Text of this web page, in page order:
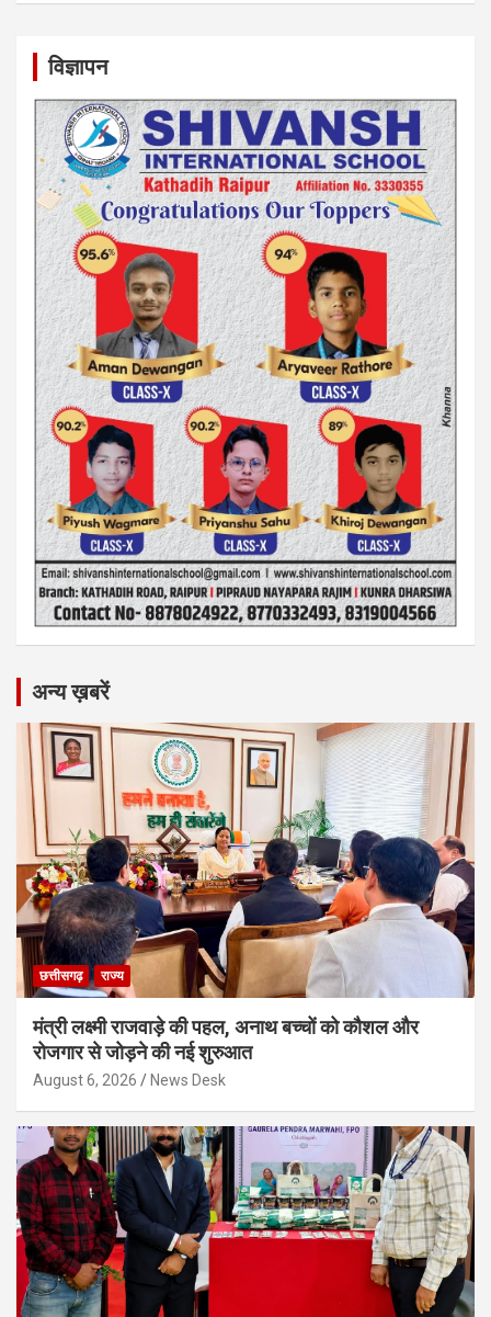
विज्ञापन
अन्य ख़बरें
छत्तीसगढ़ राज्य
मंत्री लक्ष्मी राजवाड़े की पहल, अनाथ बच्चों को कौशल और
रोजगार से जोड़ने की नई शुरुआत
August 6, 2026 News Desk